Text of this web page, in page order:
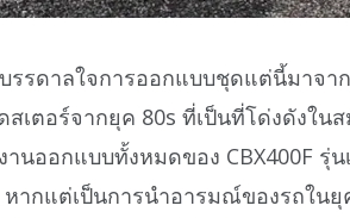
รรดาลใจการออกแบบชุดแต่นี้มาจา
ดสเตอร์จากยุค 80s ที่เป็นที่โด่งดังใ
นออกแบบทั้งหมดของ CBX400F รุ่น
ากแต่เป็นการนำอารมณ์ของรถใน